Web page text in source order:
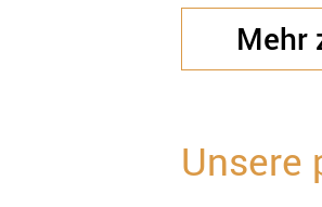
Mehr
Unsere